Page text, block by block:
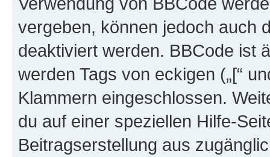
vergeben, können jedoch auch
deaktiviert werden. BBCode ist
werden Tags von eckigen („[“
Klammern eingeschlossen.
du auf einer speziellen Hilfe-
Beitragserstellung aus